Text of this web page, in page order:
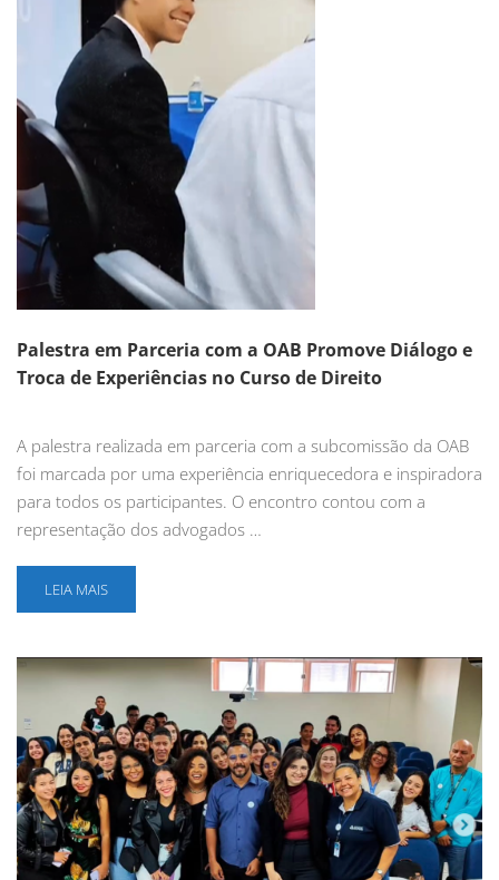
Palestra em Parceria com a OAB Promove Diálogo e
Troca de Experiências no Curso de Direito
A palestra realizada em parceria com a subcomissão da OAB
foi marcada por uma experiência enriquecedora e inspiradora
para todos os participantes. O encontro contou com a
representação dos advogados …
LEIA MAIS